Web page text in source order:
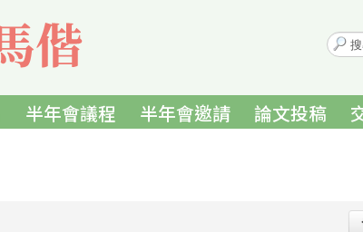
搜
尋...
半年會議程 半年會邀請 論文投稿